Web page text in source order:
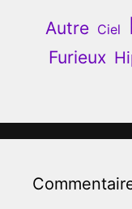
Autre Ciel
Furieux